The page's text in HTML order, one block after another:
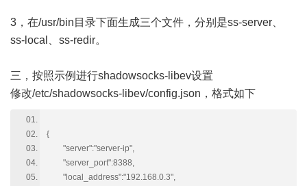
3，在/usr/bin目录下面生成三个文件，分别是ss-server、
ss-local、ss-redir。
三，按照示例进行shadowsocks-libev设置
修改/etc/shadowsocks-libev/config.json，格式如下
{
"server":"server-ip",
"server_port":8388,
"local_address":"192.168.0.3",